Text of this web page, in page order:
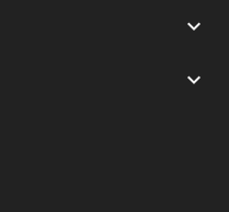

